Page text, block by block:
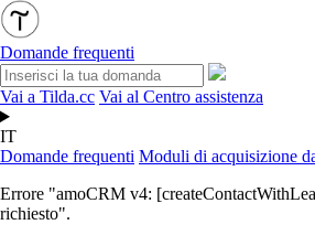
Domande frequenti
Vai a Tilda.cc Vai al Centro assistenza
IT
Domande frequenti Moduli di acquisizione
Errore "amoCRM v4:
richiesto".